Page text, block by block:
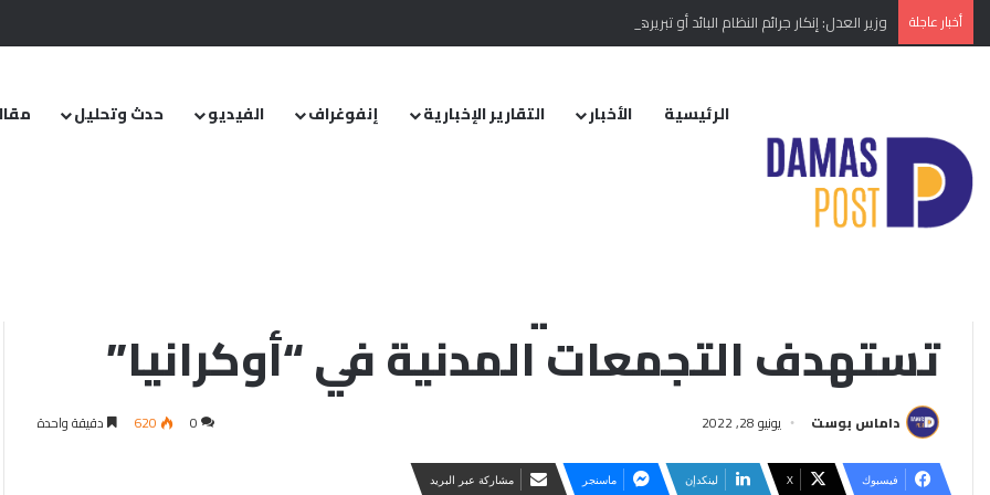
أخبار عاجلة وزير العدل: إنكار جرائم النظام البائد أو تبريرها مخالفة دستورية.. ومشروع قانون خاص إلى مجلس الشعب
الرئيسية الأخبار التقارير الإخبارية إنفوغراف الفيديو حدث وتحليل
الرئيسية/الأخبار /إقليمي ودولي
تستهدف التجمعات المدنية في “أوكرانيا”
داماس بوست يونيو 28, 2022 0
620 دقيقة واحدة
فيسبوك ‫X لينكدإن ماسنجر مشاركة عبر البريد